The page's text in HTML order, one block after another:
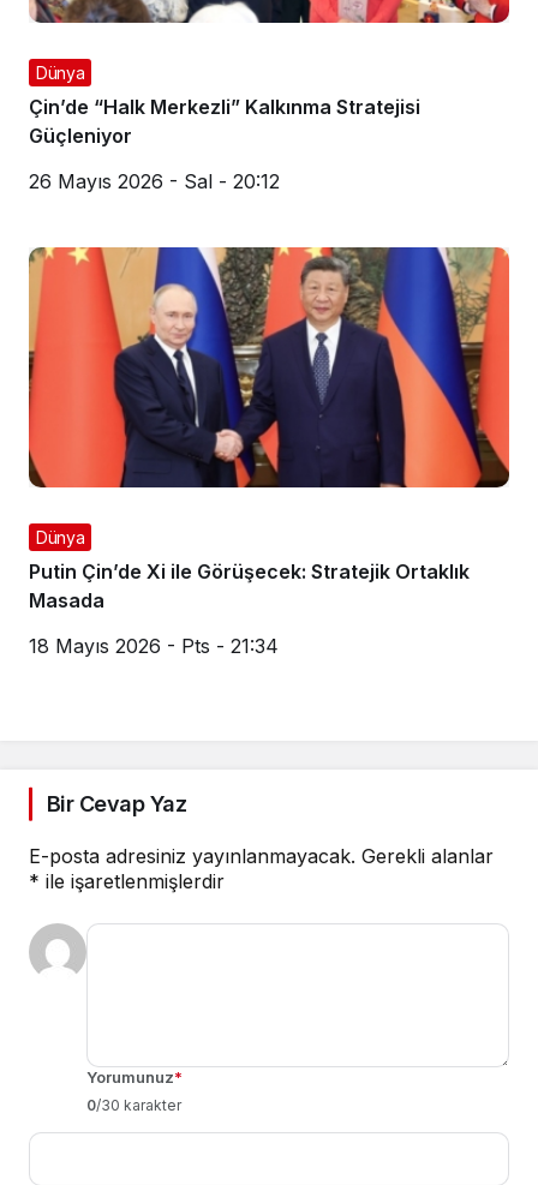
Dünya
Çin’de “Halk Merkezli” Kalkınma Stratejisi
Güçleniyor
26 Mayıs 2026 - Sal - 20:12
Dünya
Putin Çin’de Xi ile Görüşecek: Stratejik Ortaklık
Masada
18 Mayıs 2026 - Pts - 21:34
Bir Cevap Yaz
E-posta adresiniz yayınlanmayacak. Gerekli alanlar
* ile işaretlenmişlerdir
Yorumunuz*
0/30 karakter